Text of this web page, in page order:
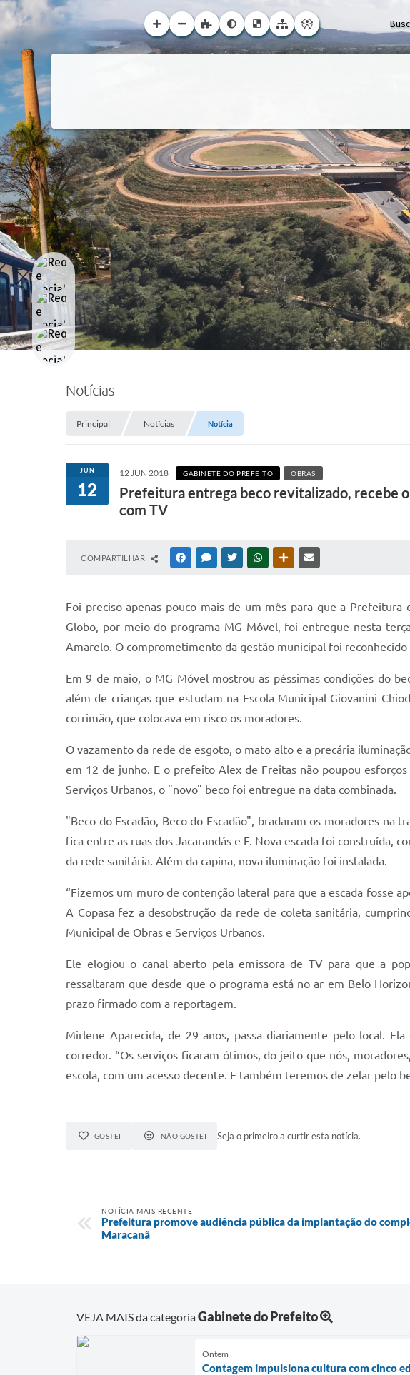
Notícias
Principal Notícias Notícia
JUN
12
12 JUN 2018 GABINETE DO PREFEITO OBRAS
Prefeitura entrega beco revitalizado, recebe
com TV
COMPARTILHAR FACEBOOKMESSENGER
TWITTERWHATSAPPOUTRAS MÍDIAS
Foi preciso apenas pouco mais de um mês para que a
Globo, por meio do programa MG Móvel, foi entregue nesta
Amarelo. O comprometimento da gestão municipal foi
Em 9 de maio, o MG Móvel mostrou as péssimas condições do
além de crianças que estudam na Escola Municipal Giovanini
corrimão, que colocava em risco os moradores.
O vazamento da rede de esgoto, o mato alto e a precária
em 12 de junho. E o prefeito Alex de Freitas não poupou
Serviços Urbanos, o "novo" beco foi entregue na data combinada.
"Beco do Escadão, Beco do Escadão", bradaram os moradores na
fica entre as ruas dos Jacarandás e F. Nova escada foi construída,
da rede sanitária. Além da capina, nova iluminação foi instalada.
“Fizemos um muro de contenção lateral para que a escada fosse
A Copasa fez a desobstrução da rede de coleta sanitária,
Municipal de Obras e Serviços Urbanos.
Ele elogiou o canal aberto pela emissora de TV para que a
ressaltaram que desde que o programa está no ar em Belo
prazo firmado com a reportagem.
Mirlene Aparecida, de 29 anos, passa diariamente pelo local.
corredor. “Os serviços ficaram ótimos, do jeito que nós,
escola, com um acesso decente. E também teremos de zelar pelo
GOSTEI NÃO GOSTEI Seja o primeiro a curtir esta notícia.
NOTÍCIA MAIS RECENTE
Prefeitura promove audiência pública da implantação do
Maracanã
VEJA MAIS da categoriaGabinete do Prefeito
Ontem
Contagem impulsiona cultura com cinco